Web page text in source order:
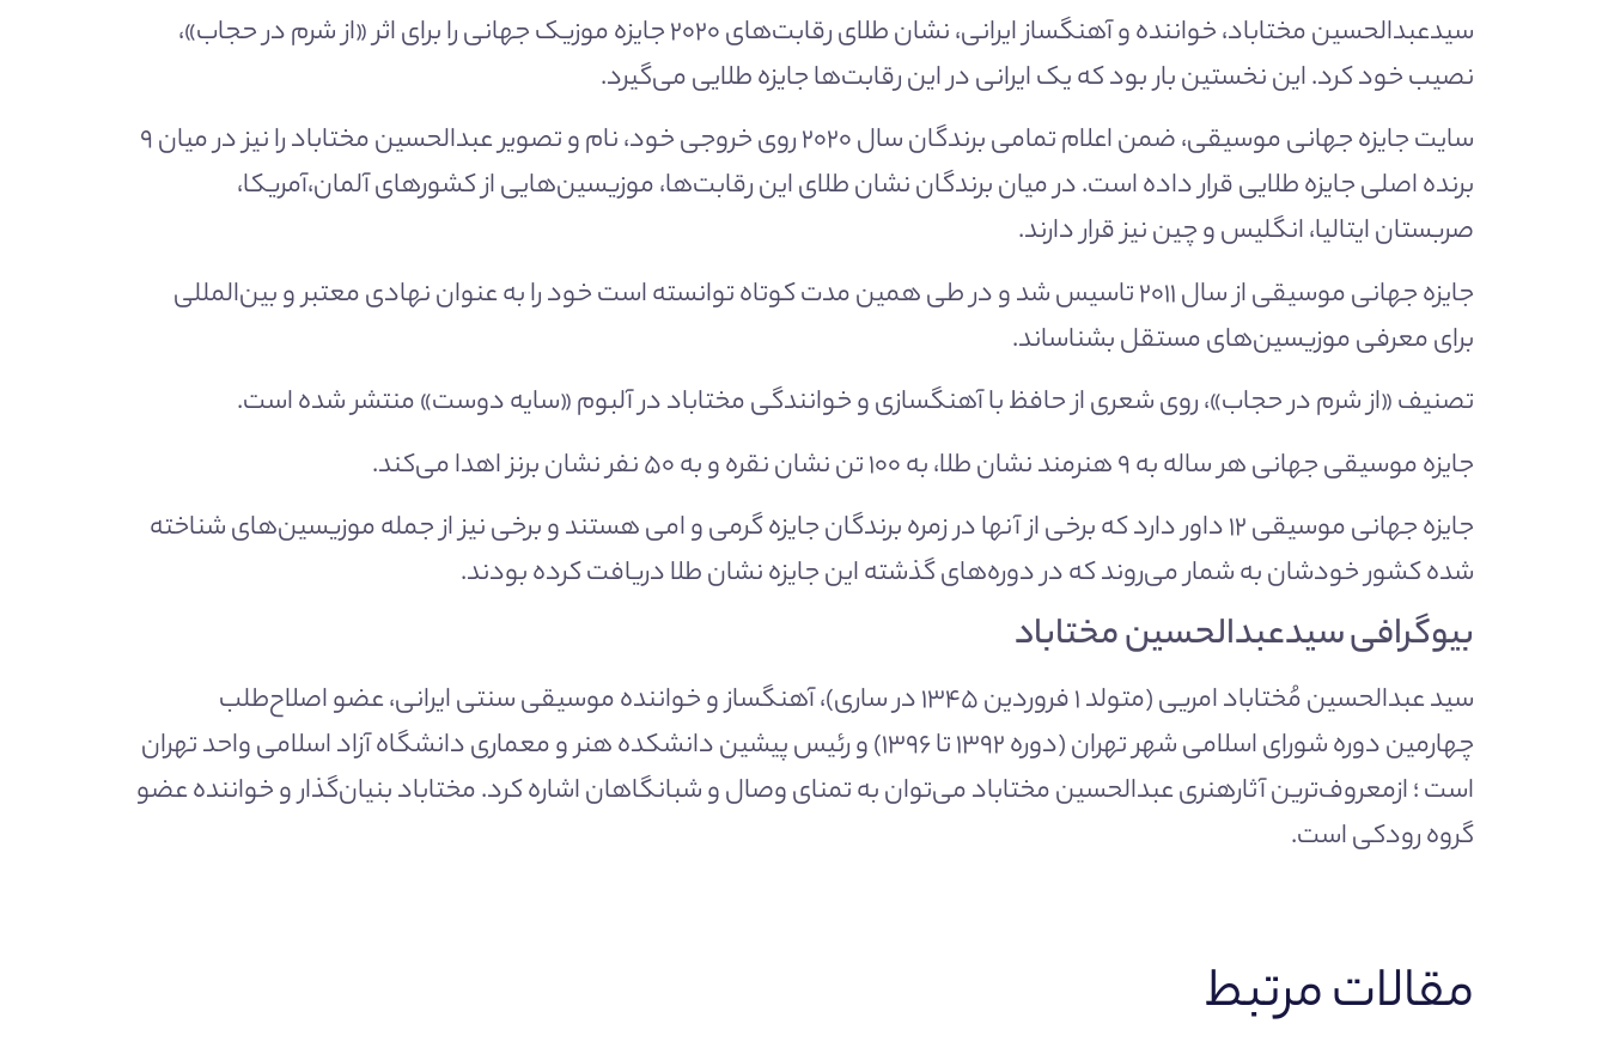
سیدعبدالحسین مختاباد، خواننده و آهنگساز ایرانی، نشان طلای رقابت‌های ۲۰۲۰ جایزه موزیک جهانی را برای اثر «از شرم در حجاب»،
نصیب خود کرد. این نخستین بار بود که یک ایرانی در این رقابت‌ها جایزه طلایی می‌گیرد.
سایت جایزه جهانی موسیقی، ضمن اعلام تمامی برندگان سال ۲۰۲۰ روی خروجی خود، نام و تصویر عبدالحسین مختاباد را نیز در میان ۹
برنده اصلی جایزه طلایی قرار داده است. در میان برندگان نشان طلای این رقابت‌ها، موزیسین‌هایی از کشورهای آلمان،‌آمریکا،
صربستان ایتالیا، انگلیس و چین نیز قرار دارند.
جایزه جهانی موسیقی از سال ۲۰۱۱ تاسیس شد و در طی همین مدت کوتاه توانسته است خود را به عنوان نهادی معتبر و بین‌المللی
برای معرفی موزیسین‌های مستقل بشناساند.
تصنیف «از شرم در حجاب»، روی شعری از حافظ با آهنگسازی و خوانندگی مختاباد در آلبوم «سایه دوست» منتشر شده است.
جایزه موسیقی جهانی هر ساله به ۹ هنرمند نشان طلا، به ۱۰۰ تن نشان نقره و به ۵۰ نفر نشان برنز اهدا می‌کند.
جایزه جهانی موسیقی ۱۲ داور دارد که برخی از آنها در زمره برندگان جایزه گرمی و امی هستند و برخی نیز از جمله موزیسین‌های شناخته
شده کشور خودشان به شمار می‌روند که در دوره‌های گذشته این جایزه نشان طلا دریافت کرده بودند.
بیوگرافی سیدعبدالحسین مختاباد
سید عبدالحسین مُختاباد امریی (متولد ۱ فروردین ۱۳۴۵ در ساری)، آهنگساز و خواننده موسیقی سنتی ایرانی، عضو اصلاح‌طلب
چهارمین دوره شورای اسلامی شهر تهران (دوره ۱۳۹۲ تا ۱۳۹۶) و رئیس پیشین دانشکده هنر و معماری دانشگاه آزاد اسلامی واحد تهران
است ؛ ازمعروف‌ترین آثارهنری عبدالحسین مختاباد می‌توان به تمنای وصال و شبانگاهان اشاره کرد. مختاباد بنیان‌گذار و خواننده عضو
گروه رودکی است.
مقالات مرتبط